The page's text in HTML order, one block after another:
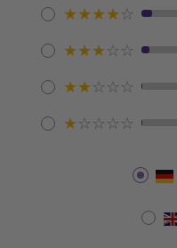
★★★★☆
★★★☆☆
★★☆☆☆
★☆☆☆☆